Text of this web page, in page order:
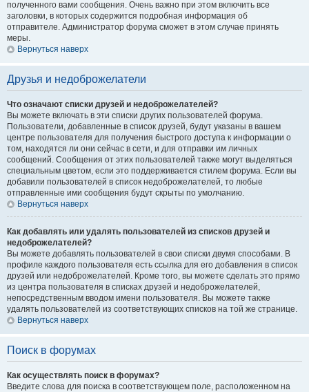
полученного вами сообщения. Очень важно при этом включить все
заголовки, в которых содержится подробная информация об
отправителе. Администратор форума сможет в этом случае принять
меры.
Вернуться наверх
Друзья и недоброжелатели
Что означают списки друзей и недоброжелателей?
Вы можете включать в эти списки других пользователей форума.
Пользователи, добавленные в список друзей, будут указаны в вашем
центре пользователя для получения быстрого доступа к информации о
том, находятся ли они сейчас в сети, и для отправки им личных
сообщений. Сообщения от этих пользователей также могут выделяться
специальным цветом, если это поддерживается стилем форума. Если вы
добавили пользователей в список недоброжелателей, то любые
отправленные ими сообщения будут скрыты по умолчанию.
Вернуться наверх
Как добавлять или удалять пользователей из списков друзей и
недоброжелателей?
Вы можете добавлять пользователей в свои списки двумя способами. В
профиле каждого пользователя есть ссылка для его добавления в список
друзей или недоброжелателей. Кроме того, вы можете сделать это прямо
из центра пользователя в списках друзей и недоброжелателей,
непосредственным вводом имени пользователя. Вы можете также
удалять пользователей из соответствующих списков на той же странице.
Вернуться наверх
Поиск в форумах
Как осуществлять поиск в форумах?
Введите слова для поиска в соответствующем поле, расположенном на